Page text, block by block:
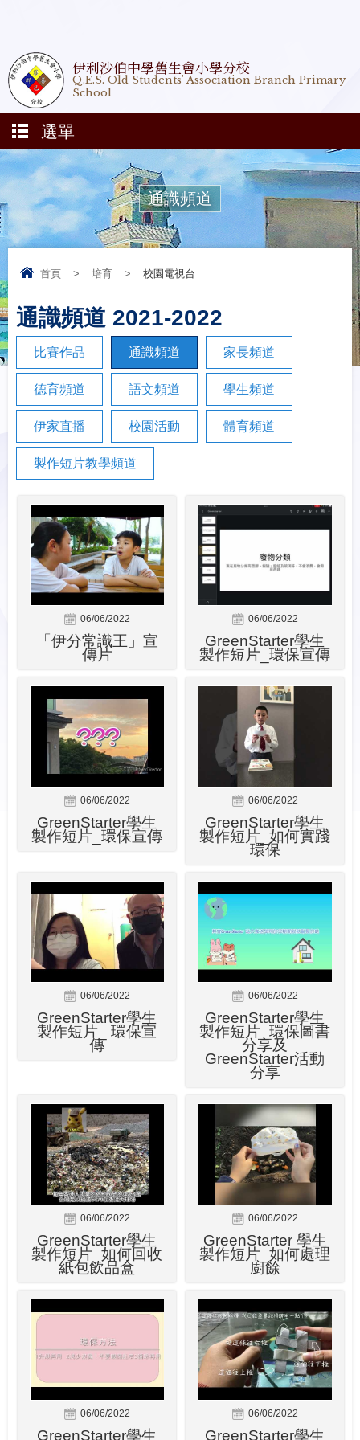
伊利沙伯中學舊生會小學分校
Q.E.S. Old Students' Association Branch Primary
School
選單
通識頻道
首頁 > 培育 > 校園電視台
通識頻道 2021-2022
比賽作品 通識頻道 家長頻道
德育頻道 語文頻道 學生頻道
伊家直播 校園活動 體育頻道
製作短片教學頻道
06/06/2022
「伊分常識王」宣
傳片
06/06/2022
GreenStarter學生
製作短片_環保宣傳
06/06/2022
GreenStarter學生
製作短片_環保宣傳
06/06/2022
GreenStarter學生
製作短片_如何實踐
環保
06/06/2022
GreenStarter學生
製作短片_ 環保宣
傳
06/06/2022
GreenStarter學生
製作短片_環保圖書
分享及
GreenStarter活動
分享
06/06/2022
GreenStarter學生
製作短片_如何回收
紙包飲品盒
06/06/2022
GreenStarter 學生
製作短片_如何處理
廚餘
06/06/2022
GreenStarter學生
06/06/2022
GreenStarter學生